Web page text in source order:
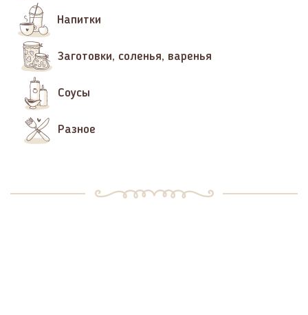
Напитки
Заготовки, соленья, варенья
Соусы
Разное